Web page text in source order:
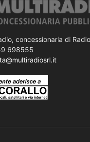
concessionaria di
698555